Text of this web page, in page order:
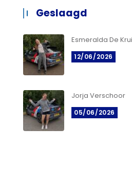
Geslaagd
Esmeralda De
12/06/2026
Jorja Verschoor
05/06/2026